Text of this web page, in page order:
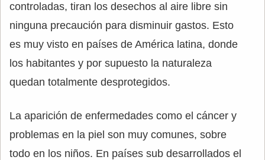
controladas, tiran los desechos al aire libre sin
ninguna precaución para disminuir gastos. Esto
es muy visto en países de América latina, donde
los habitantes y por supuesto la naturaleza
quedan totalmente desprotegidos.
La aparición de enfermedades como el cáncer y
problemas en la piel son muy comunes, sobre
todo en los niños. En países sub desarrollados el